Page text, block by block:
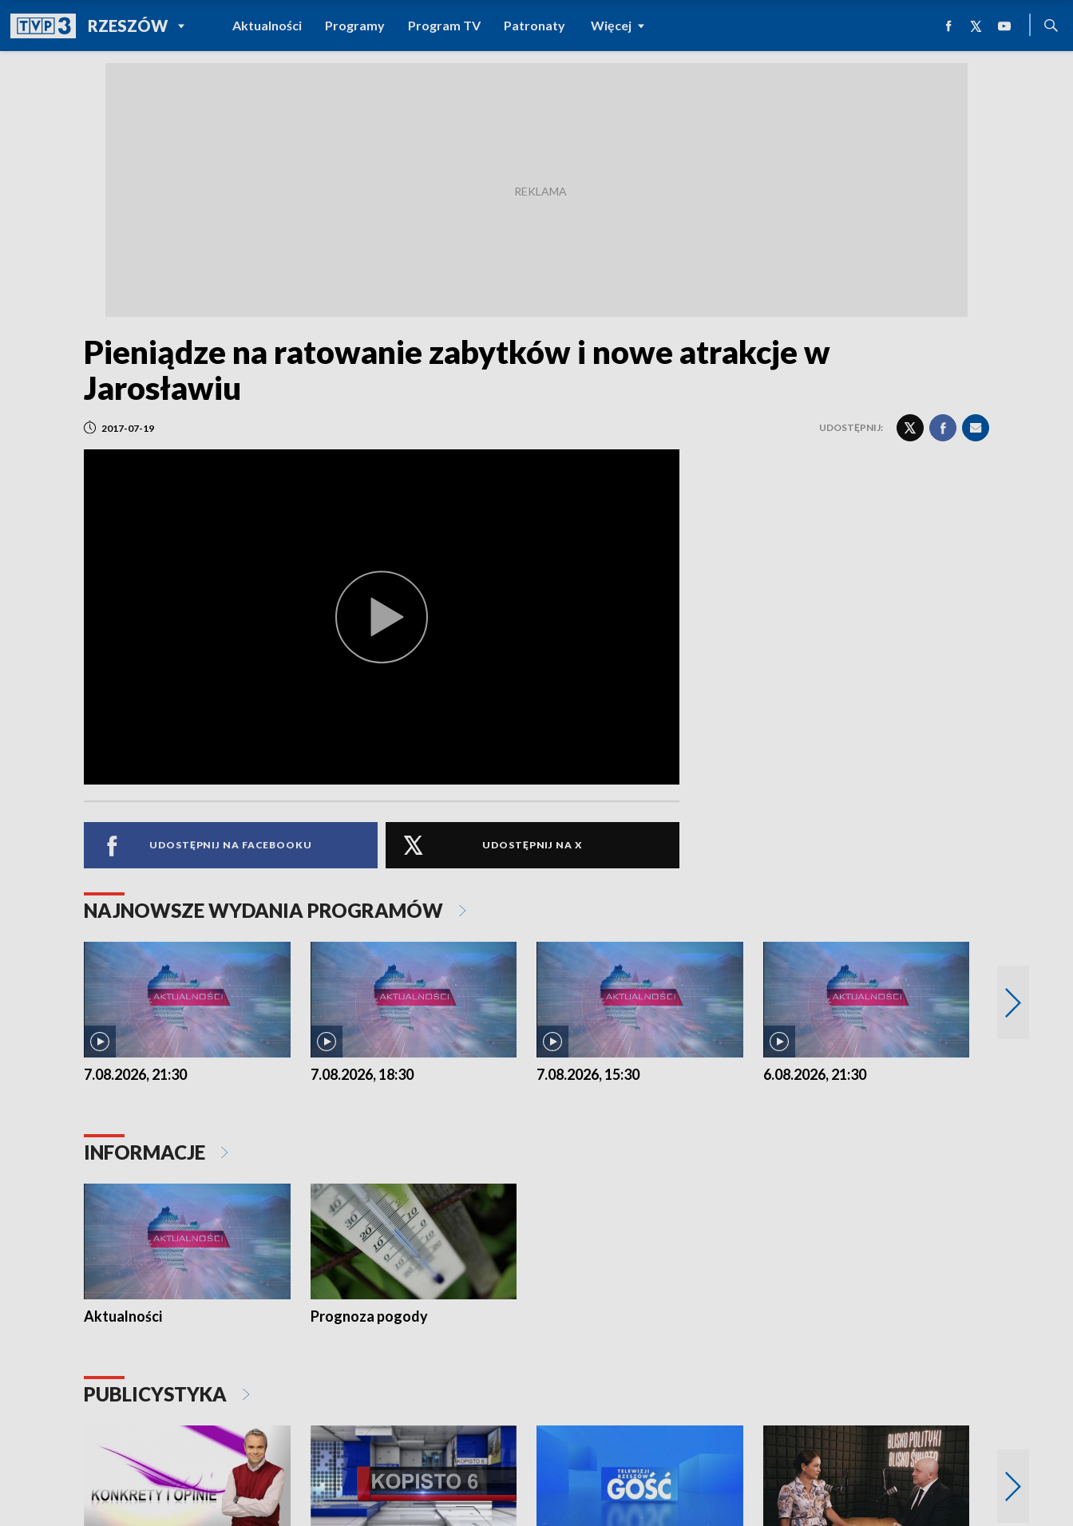
RZESZÓWPOWRÓT DO
TVP REGIONY
Aktualności Programy Program TV Patronaty Więcej
Pieniądze na ratowanie zabytków i nowe atrakcje w
Jarosławiu
2017-07-19 UDOSTĘPNIJ:
UDOSTĘPNIJ NA FACEBOOKU UDOSTĘPNIJ NA X
NAJNOWSZE WYDANIA PROGRAMÓW
7.08.2026, 21:30 7.08.2026, 18:30 7.08.2026, 15:30 6.08.2026, 21:30
INFORMACJE
Aktualności Prognoza pogody
PUBLICYSTYKA